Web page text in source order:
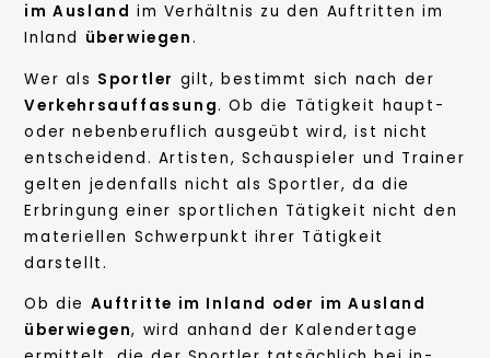
im Ausland im Verhältnis zu den Auftritten im
Inland überwiegen.
Wer als Sportler gilt, bestimmt sich nach der
Verkehrsauffassung. Ob die Tätigkeit haupt-
oder nebenberuflich ausgeübt wird, ist nicht
entscheidend. Artisten, Schauspieler und Trainer
gelten jedenfalls nicht als Sportler, da die
Erbringung einer sportlichen Tätigkeit nicht den
materiellen Schwerpunkt ihrer Tätigkeit
darstellt.
Ob die Auftritte im Inland oder im Ausland
überwiegen, wird anhand der Kalendertage